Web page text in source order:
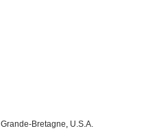
Grande-Bretagne, U.S.A.